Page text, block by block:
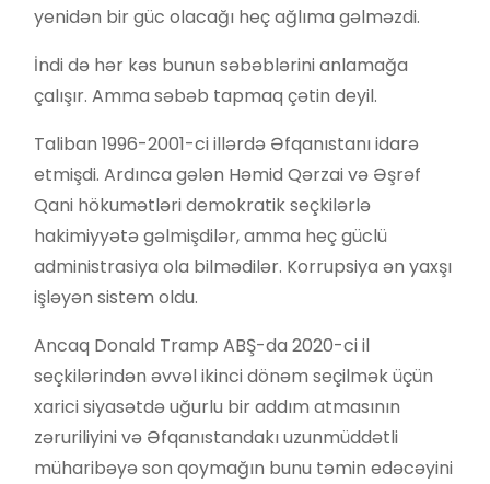
yenidən bir güc olacağı heç ağlıma gəlməzdi.
İndi də hər kəs bunun səbəblərini anlamağa
çalışır. Amma səbəb tapmaq çətin deyil.
Taliban 1996-2001-ci illərdə Əfqanıstanı idarə
etmişdi. Ardınca gələn Həmid Qərzai və Əşrəf
Qani hökumətləri demokratik seçkilərlə
hakimiyyətə gəlmişdilər, amma heç güclü
administrasiya ola bilmədilər. Korrupsiya ən yaxşı
işləyən sistem oldu.
Ancaq Donald Tramp ABŞ-da 2020-ci il
seçkilərindən əvvəl ikinci dönəm seçilmək üçün
xarici siyasətdə uğurlu bir addım atmasının
zəruriliyini və Əfqanıstandakı uzunmüddətli
müharibəyə son qoymağın bunu təmin edəcəyini